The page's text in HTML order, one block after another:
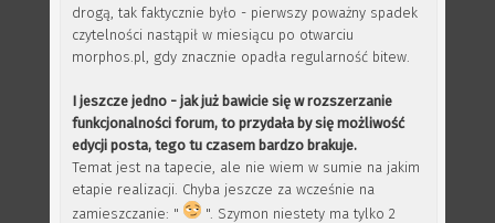
drogą, tak faktycznie było - pierwszy poważny spadek
czytelności nastąpił w miesiącu po otwarciu
morphos.pl, gdy znacznie opadła regularność bitew.
I jeszcze jedno - jak już bawicie się w rozszerzanie
funkcjonalności forum, to przydała by się możliwość
edycji posta, tego tu czasem bardzo brakuje.
Temat jest na tapecie, ale nie wiem w sumie na jakim
etapie realizacji. Chyba jeszcze za wcześnie na
zamieszczanie: "
". Szymon niestety ma tylko 2